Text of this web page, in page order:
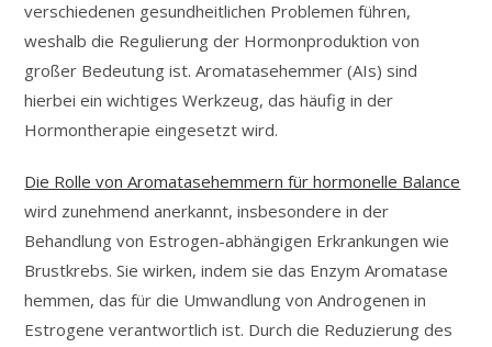
verschiedenen gesundheitlichen Problemen führen,
weshalb die Regulierung der Hormonproduktion von
großer Bedeutung ist. Aromatasehemmer (AIs) sind
hierbei ein wichtiges Werkzeug, das häufig in der
Hormontherapie eingesetzt wird.
Die Rolle von Aromatasehemmern für hormonelle Balance
wird zunehmend anerkannt, insbesondere in der
Behandlung von Estrogen-abhängigen Erkrankungen wie
Brustkrebs. Sie wirken, indem sie das Enzym Aromatase
hemmen, das für die Umwandlung von Androgenen in
Estrogene verantwortlich ist. Durch die Reduzierung des